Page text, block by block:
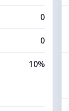
0
0
10%